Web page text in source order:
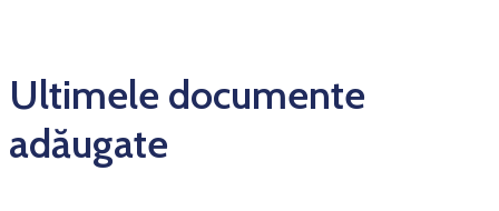
Ultimele documente
adăugate